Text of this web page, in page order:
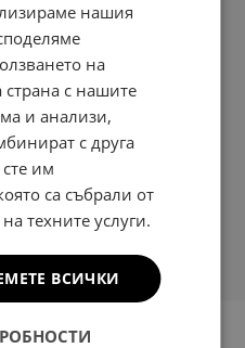
нашия
на
с нашите
и анализи,
с друга
им
са събрали от
техните услуги.
ВСИЧКИ